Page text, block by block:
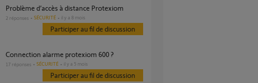
Problème d’accès à distance Protexiom
2 réponses SÉCURITÉ il y a 8 mois
Participer au fil de discussion
Connection alarme protexiom 600 ?
17 réponses SÉCURITÉ il y a 5 mois
Participer au fil de discussion